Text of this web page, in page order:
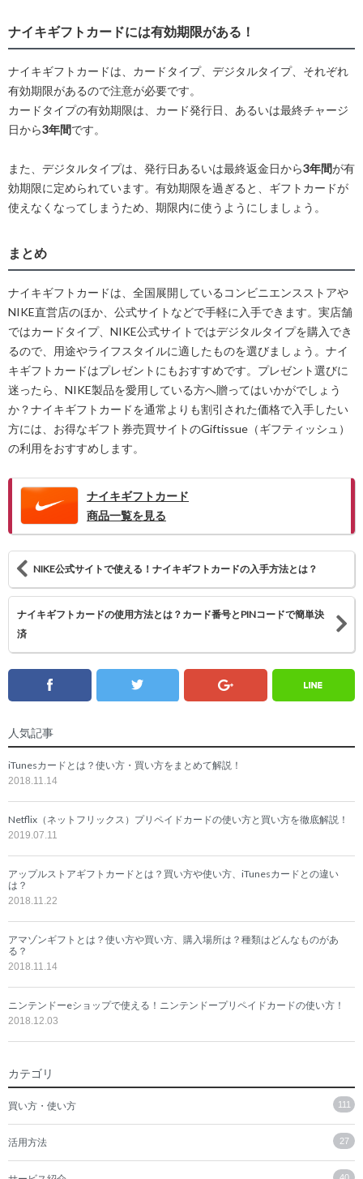
ナイキギフトカードには有効期限がある！
ナイキギフトカードは、カードタイプ、デジタルタイプ、それぞれ
有効期限があるので注意が必要です。
カードタイプの有効期限は、カード発行日、あるいは最終チャージ
日から3年間です。
また、デジタルタイプは、発行日あるいは最終返金日から3年間が有
効期限に定められています。有効期限を過ぎると、ギフトカードが
使えなくなってしまうため、期限内に使うようにしましょう。
まとめ
ナイキギフトカードは、全国展開しているコンビニエンスストアや
NIKE直営店のほか、公式サイトなどで手軽に入手できます。実店舗
ではカードタイプ、NIKE公式サイトではデジタルタイプを購入でき
るので、用途やライフスタイルに適したものを選びましょう。ナイ
キギフトカードはプレゼントにもおすすめです。プレゼント選びに
迷ったら、NIKE製品を愛用している方へ贈ってはいかがでしょう
か？ナイキギフトカードを通常よりも割引された価格で入手したい
方には、お得なギフト券売買サイトのGiftissue（ギフティッシュ）
の利用をおすすめします。
ナイキギフトカード
商品一覧を見る
NIKE公式サイトで使える！ナイキギフトカードの入手方法とは？
ナイキギフトカードの使用方法とは？カード番号とPINコードで簡単決
済
人気記事
iTunesカードとは？使い方・買い方をまとめて解説！
2018.11.14
Netflix（ネットフリックス）プリペイドカードの使い方と買い方を徹底解説！
2019.07.11
アップルストアギフトカードとは？買い方や使い方、iTunesカードとの違い
は？
2018.11.22
アマゾンギフトとは？使い方や買い方、購入場所は？種類はどんなものがあ
る？
2018.11.14
ニンテンドーeショップで使える！ニンテンドープリペイドカードの使い方！
2018.12.03
カテゴリ
買い方・使い方 111
活用方法 27